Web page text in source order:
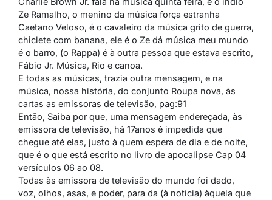
Ze Ramalho, o menino da música força estranha
Caetano Veloso, é o cavaleiro da música grito de guerra,
chiclete com banana, ele é o Ze dá música meu mundo
é o barro, (o Rappa) é à outra pessoa que estava escrito,
Fábio Jr. Música, Rio e canoa.
E todas as músicas, trazia outra mensagem, e na
música, nossa história, do conjunto Roupa nova, às
cartas as emissoras de televisão, pag:91
Então, Saiba por que, uma mensagem endereçada, às
emissora de televisão, há 17anos é impedida que
chegue até elas, justo à quem espera de dia e de noite,
que é o que está escrito no livro de apocalipse Cap 04
versículos 06 ao 08.
Todas às emissora de televisão do mundo foi dado,
voz, olhos, asas, e poder, para da (à notícia) àquela que